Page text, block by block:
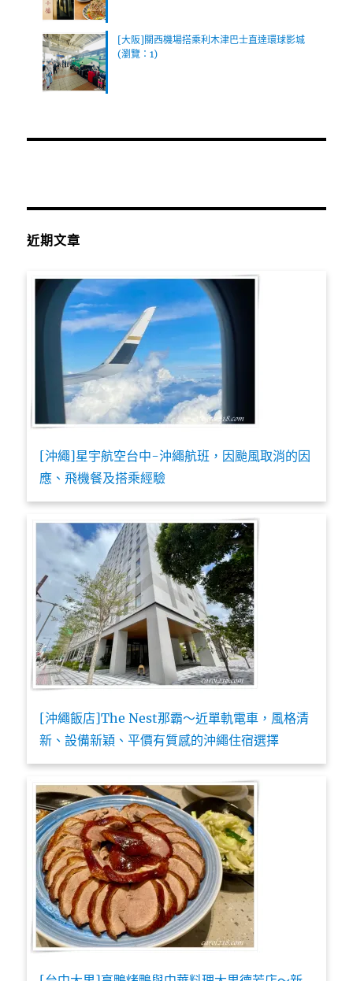
[大阪]關西機場搭乘利木津巴士直達環球影城
(瀏覽：1)
近期文章
[沖繩]星宇航空台中-沖繩航班，因颱風取消的因
應、飛機餐及搭乘經驗
[沖繩飯店]The Nest那霸～近單軌電車，風格清
新、設備新穎、平價有質感的沖繩住宿選擇